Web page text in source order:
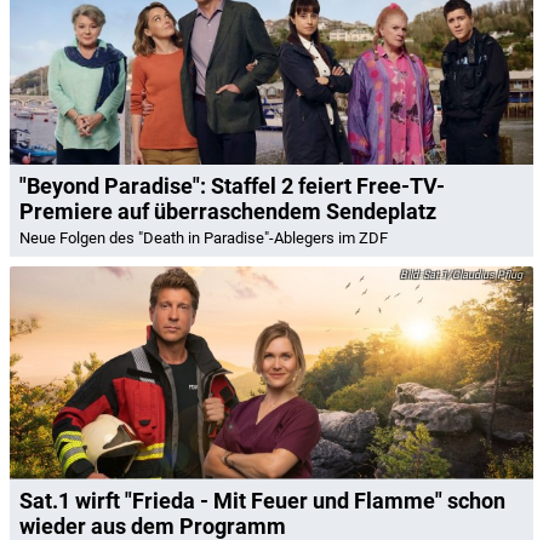
"Beyond Paradise": Staffel 2 feiert Free-TV-
Premiere auf überraschendem Sendeplatz
Neue Folgen des "Death in Paradise"-Ablegers im ZDF
Sat.1/Claudius Pflug
Sat.1 wirft "Frieda - Mit Feuer und Flamme" schon
wieder aus dem Programm